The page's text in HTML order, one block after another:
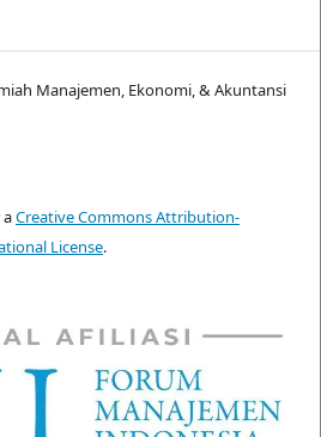
Manajemen, Ekonomi, & Akuntansi
Creative Commons Attribution-
License.